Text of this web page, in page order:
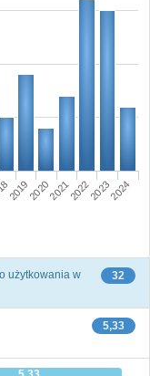
201920202021202220232024
32
użytkowania w
5,33